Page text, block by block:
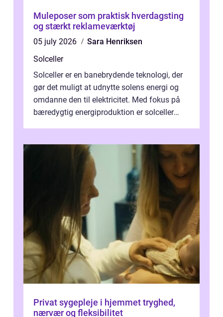
Muleposer som praktisk hverdagsting
og stærkt reklameværktøj
05 july 2026
Sara Henriksen
Solceller
Solceller er en banebrydende teknologi, der
gør det muligt at udnytte solens energi og
omdanne den til elektricitet. Med fokus på
bæredygtig energiproduktion er solceller
Privat sygepleje i hjemmet tryghed,
nærvær og fleksibilitet